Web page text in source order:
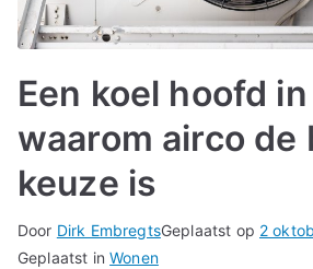
Een koel hoofd
waarom airco de
keuze is
Door Dirk EmbregtsGeplaatst op 2
Geplaatst inWonen